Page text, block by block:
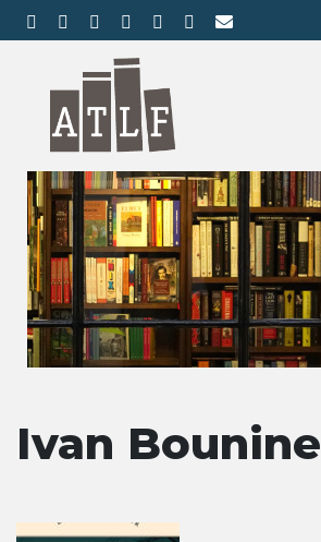
Ivan Bounine